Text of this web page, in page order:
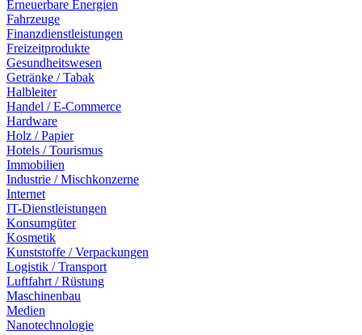
Erneuerbare Energien
Fahrzeuge
Finanzdienstleistungen
Freizeitprodukte
Gesundheitswesen
Getränke / Tabak
Halbleiter
Handel / E-Commerce
Hardware
Holz / Papier
Hotels / Tourismus
Immobilien
Industrie / Mischkonzerne
Internet
IT-Dienstleistungen
Konsumgüter
Kosmetik
Kunststoffe / Verpackungen
Logistik / Transport
Luftfahrt / Rüstung
Maschinenbau
Medien
Nanotechnologie